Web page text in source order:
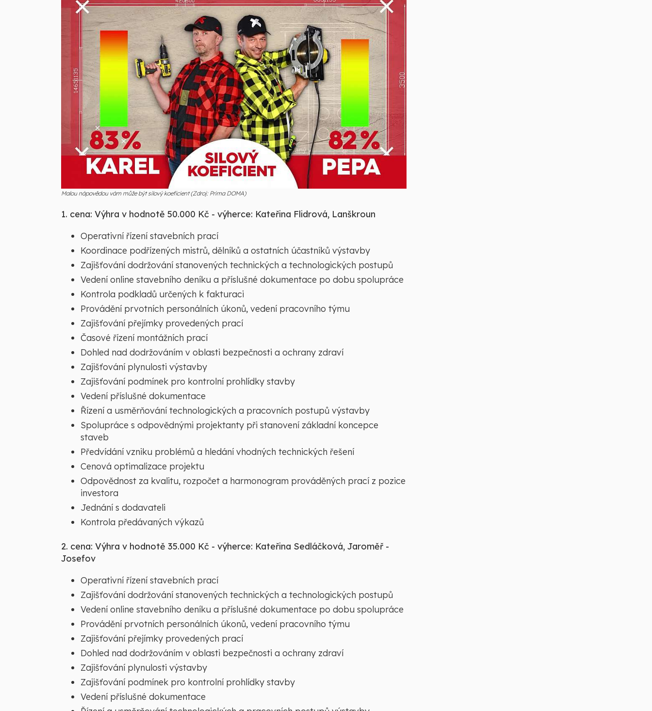
Malou nápovědou vám může být silový koeficient (Zdroj: Prima DOMA)
1. cena: Výhra v hodnotě 50.000 Kč - výherce: Kateřina Flidrová, Lanškroun
Operativní řízení stavebních prací
Koordinace podřízených mistrů, dělníků a ostatních účastníků výstavby
Zajišťování dodržování stanovených technických a technologických postupů
Vedení online stavebního deníku a příslušné dokumentace po dobu spolupráce
Kontrola podkladů určených k fakturaci
Provádění prvotních personálních úkonů, vedení pracovního týmu
Zajišťování přejímky provedených prací
Časové řízení montážních prací
Dohled nad dodržováním v oblasti bezpečnosti a ochrany zdraví
Zajišťování plynulosti výstavby
Zajišťování podmínek pro kontrolní prohlídky stavby
Vedení příslušné dokumentace
Řízení a usměrňování technologických a pracovních postupů výstavby
Spolupráce s odpovědnými projektanty při stanovení základní koncepce
staveb
Předvídání vzniku problémů a hledání vhodných technických řešení
Cenová optimalizace projektu
Odpovědnost za kvalitu, rozpočet a harmonogram prováděných prací z pozice
investora
Jednání s dodavateli
Kontrola předávaných výkazů
2. cena: Výhra v hodnotě 35.000 Kč - výherce: Kateřina Sedláčková, Jaroměř -
Josefov
Operativní řízení stavebních prací
Zajišťování dodržování stanovených technických a technologických postupů
Vedení online stavebního deníku a příslušné dokumentace po dobu spolupráce
Provádění prvotních personálních úkonů, vedení pracovního týmu
Zajišťování přejímky provedených prací
Dohled nad dodržováním v oblasti bezpečnosti a ochrany zdraví
Zajišťování plynulosti výstavby
Zajišťování podmínek pro kontrolní prohlídky stavby
Vedení příslušné dokumentace